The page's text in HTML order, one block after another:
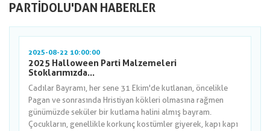
PARTIDOLU'DAN HABERLER
2025-08-22 10:00:00
2025 Halloween Parti Malzemeleri
Stoklarımızda...
Cadılar Bayramı, her sene 31 Ekim'de kutlanan, öncelikle
Pagan ve sonrasında Hristiyan kökleri olmasına rağmen
günümüzde seküler bir kutlama halini almış bayram.
Çocukların, genellikle korkunç kostümler giyerek, kapı kapı